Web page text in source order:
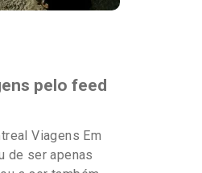
pelo feed
Viagens Em
de ser apenas